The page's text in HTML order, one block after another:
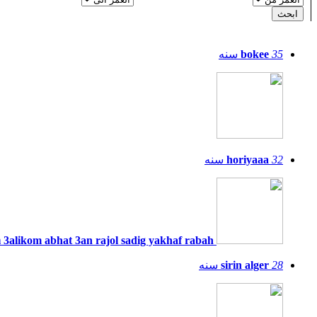
bokee 35 سنه
horiyaaa 32 سنه
sirin alger 28 سنه